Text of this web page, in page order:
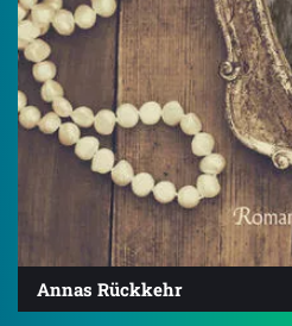
Annas Rückkehr